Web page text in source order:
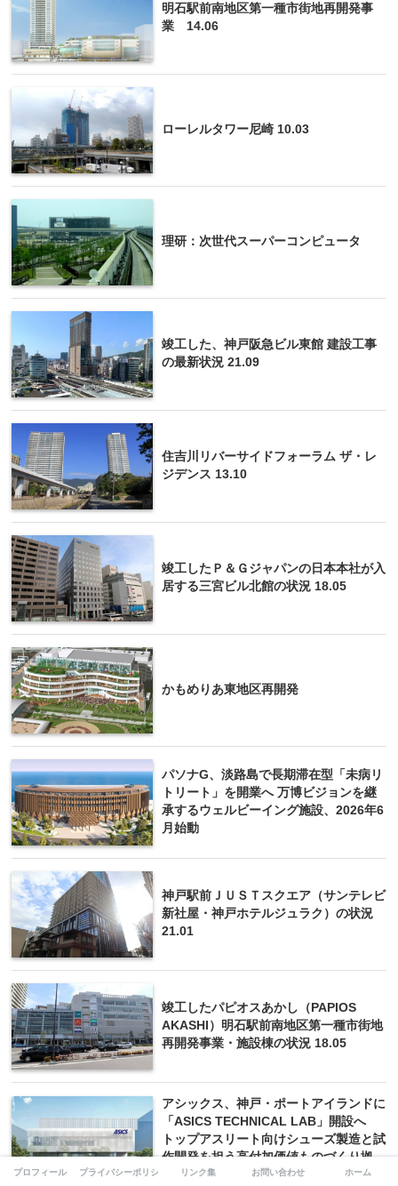
明石駅前南地区第一種市街地再開発事
業 14.06
ローレルタワー尼崎 10.03
理研：次世代スーパーコンピュータ
竣工した、神戸阪急ビル東館 建設工事
の最新状況 21.09
住吉川リバーサイドフォーラム ザ・レ
ジデンス 13.10
竣工したＰ＆Ｇジャパンの日本本社が入
居する三宮ビル北館の状況 18.05
かもめりあ東地区再開発
パソナG、淡路島で長期滞在型「未病リ
トリート」を開業へ 万博ビジョンを継
承するウェルビーイング施設、2026年6
月始動
神戸駅前ＪＵＳＴスクエア（サンテレビ
新社屋・神戸ホテルジュラク）の状況
21.01
竣工したパピオスあかし（PAPIOS
AKASHI）明石駅前南地区第一種市街地
再開発事業・施設棟の状況 18.05
アシックス、神戸・ポートアイランドに
「ASICS TECHNICAL LAB」開設へ
トップアスリート向けシューズ製造と試
作開発を担う高付加価値ものづくり拠
点、2027年12月稼働予定
プロフィール プライバシーポリシー リンク集 お問い合わせ ホーム